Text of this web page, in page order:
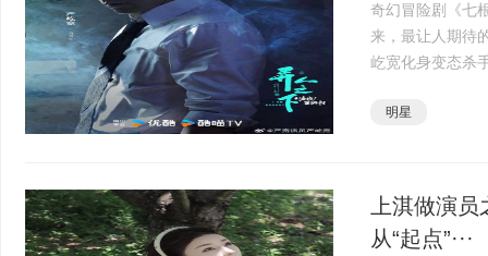
奇幻冒险剧《七
来，最让人期待
屹宽化身变态杀
严屹宽以···
明星
上淇做演
从“起点”···